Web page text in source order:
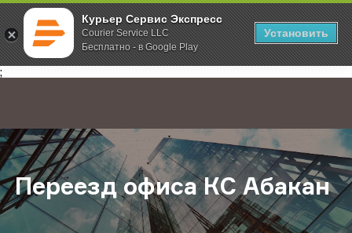
Курьер Сервис Экспресс
Courier Service LLC
Бесплатно - в Google Play
Установить
;
Главная О компании Новости Переезд офиса КС Абакан
Переезд офиса КС Абакан